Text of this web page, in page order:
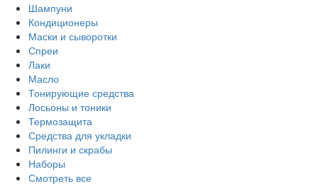
Шампуни
Кондиционеры
Маски и сыворотки
Спреи
Лаки
Масло
Тонирующие средства
Лосьоны и тоники
Термозащита
Средства для укладки
Пилинги и скрабы
Наборы
Смотреть все